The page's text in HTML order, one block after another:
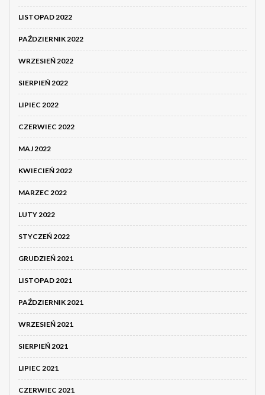
LISTOPAD 2022
PAŹDZIERNIK 2022
WRZESIEŃ 2022
SIERPIEŃ 2022
LIPIEC 2022
CZERWIEC 2022
MAJ 2022
KWIECIEŃ 2022
MARZEC 2022
LUTY 2022
STYCZEŃ 2022
GRUDZIEŃ 2021
LISTOPAD 2021
PAŹDZIERNIK 2021
WRZESIEŃ 2021
SIERPIEŃ 2021
LIPIEC 2021
CZERWIEC 2021